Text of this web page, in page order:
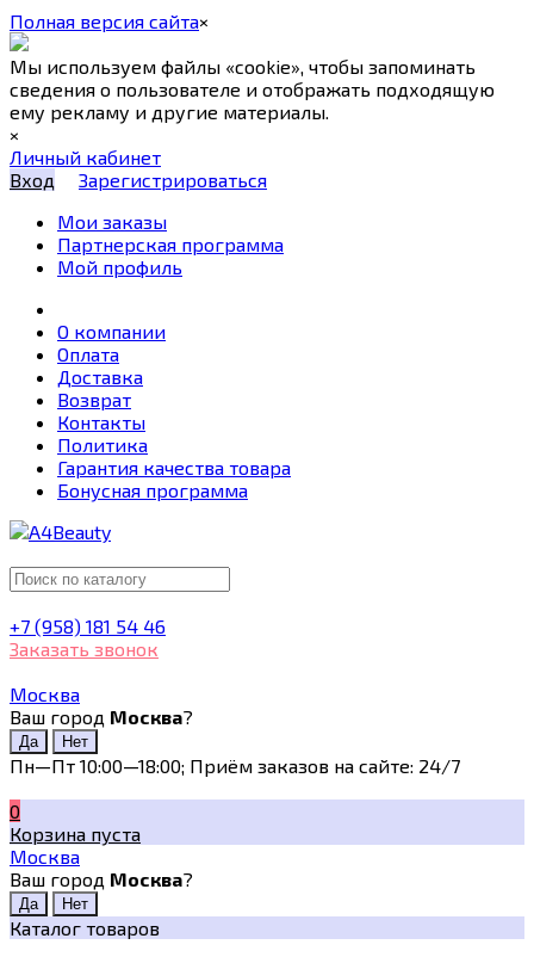
Полная версия сайта×
Мы используем файлы «cookie», чтобы запоминать
сведения о пользователе и отображать подходящую
ему рекламу и другие материалы.
×
Личный кабинет
Вход
Зарегистрироваться
Мои заказы
Партнерская программа
Мой профиль
О компании
Оплата
Доставка
Возврат
Контакты
Политика
Гарантия качества товара
Бонусная программа
+7 (958) 181 54 46
Заказать звонок
Москва
Ваш город Москва?
Пн—Пт 10:00—18:00; Приём заказов на сайте: 24/7
0
Корзина пуста
Москва
Ваш город Москва?
Каталог товаров